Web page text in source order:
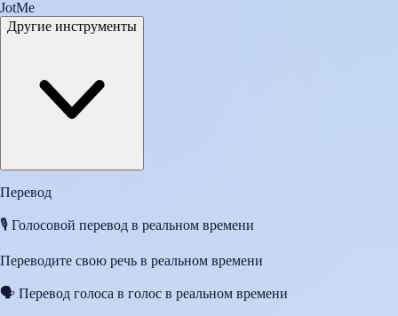
JotMe
Другие инструменты
Перевод
🎙️ Голосовой перевод в реальном времени
Переводите свою речь в реальном времени
🗣️ Перевод голоса в голос в реальном времени